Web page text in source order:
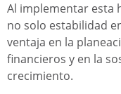
Al implementar esta
no solo estabilidad
ventaja en la
financieros y en la
crecimiento.